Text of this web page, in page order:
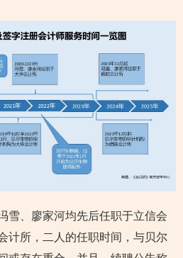
雪、廖家河均先后任职于立信会
计所，二人的任职时间，与贝尔